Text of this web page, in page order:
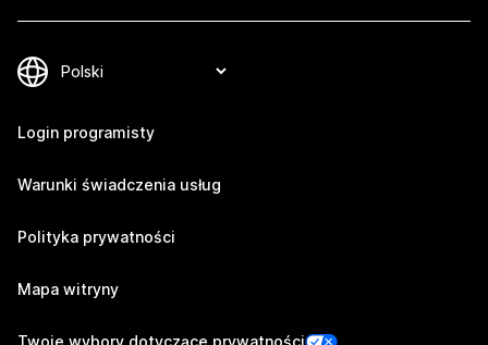
Login programisty
Warunki świadczenia usług
Polityka prywatności
Mapa witryny